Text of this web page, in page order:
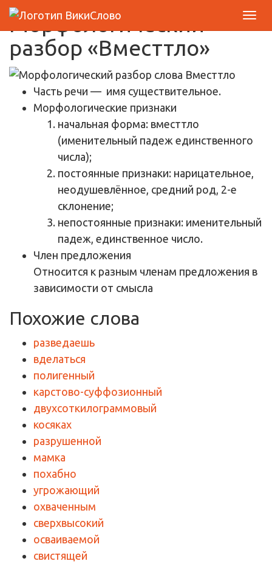
Морфологический
разбор «Вместтло»
Часть речи — имя существительное.
Морфологические признаки
начальная форма: вместтло
(именительный падеж единственного
числа);
постоянные признаки: нарицательное,
неодушевлённое, средний род, 2-е
склонение;
непостоянные признаки: именительный
падеж, единственное число.
Член предложения
Относится к разным членам предложения в
зависимости от смысла
Похожие слова
разведаешь
вделаться
полигенный
карстово-суффозионный
двухсоткилограммовый
косяках
разрушенной
мамка
похабно
угрожающий
охваченным
сверхвысокий
осваиваемой
свистящей